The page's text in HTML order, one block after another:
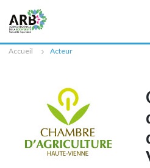
Accueil Acteur